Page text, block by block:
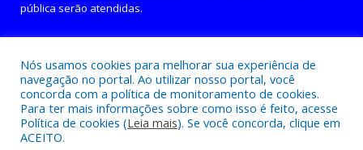
pública serão atendidas.
Todos os direitos reservados a Câmara Municipal de Curralinho.
Nós usamos cookies para melhorar sua experiência de
navegação no portal. Ao utilizar nosso portal, você
concorda com a política de monitoramento de cookies.
Para ter mais informações sobre como isso é feito, acesse
Política de cookies (Leia mais). Se você concorda, clique em
ACEITO.